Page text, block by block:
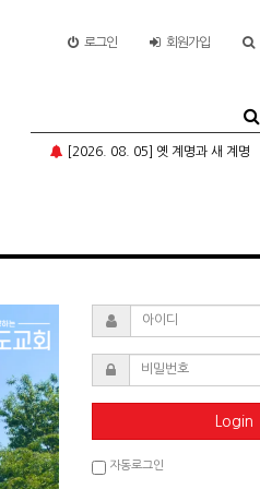
로그인 회원가입
[2026. 08. 05] 옛 계명과 새 계명
Login
자동로그인